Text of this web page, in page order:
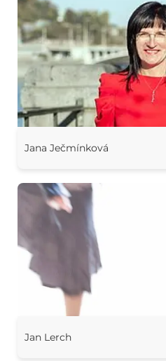
Jana Ječmínková
Jan Lerch